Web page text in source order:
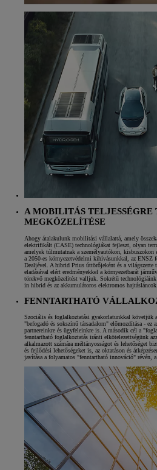
A MOBILITÁS TELJESSÉGRE
MEGKÖZELÍTÉSE
Ahogy átalakulunk mobilitási vállalattá, amely
elektrifikált (CASE) technológiákat fejleszt, olyan
amelyek túlmutatnak a személyautókon, kisbuszokon
a 2050-es környezetvédelmi kihívásunkkal, az ENSZ
Dealjével. A hibrid Prius úttörőjeként és a
eladásával elért eredményekkel a környezetbarát
törekvő megközelítést valljuk. Sokrétű
in hibrid és az akkumulátoros elektromos hajtásláncok.
FENNTARTHATÓ
Szociális és foglalkoztatási gyakorlatunkkal követjük
"befogadó és sokszínű társadalom" előmozdítása - ez
partnereinkre és ügyfeleinkre is. A második cél a
fenntartható foglalkoztatás iránti elkötelezettségünk
alkalmazott számára méltányosságot és lehetőséget
és fejlődési lehetőségeket is, az oktatáson és
javítása a folyamatos "fenntartható innováció" révén,